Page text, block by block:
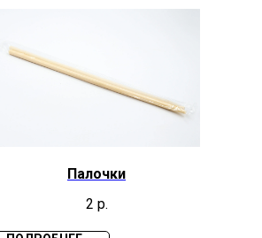
Палочки
2 р.